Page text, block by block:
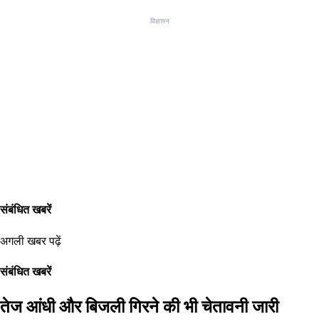
विज्ञापन
संबंधित खबरें
अगली खबर पढ़ें
संबंधित खबरें
तेज आंधी और बिजली गिरने की भी चेतावनी जारी